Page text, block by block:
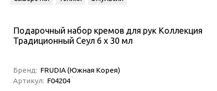
Подарочный набор кремов для рук Коллекция
Традиционный Сеул 6 х 30 мл
Бренд: FRUDIA (Южная Корея)
Артикул: F04204